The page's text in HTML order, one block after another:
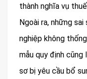
thành nghĩa vụ
Ngoài ra, những
nghiệp không
mẫu quy định cũng
sơ bị yêu cầu bổ